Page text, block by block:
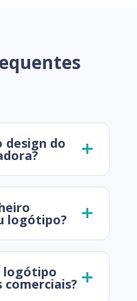
design do
logótipo?
logótipo
comerciais?